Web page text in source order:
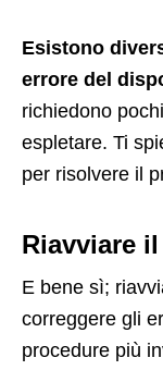
Esistono
errore del
richiedono
espletare. Ti
per risolvere il
Riavviare il
E bene sì;
correggere gli
procedure più